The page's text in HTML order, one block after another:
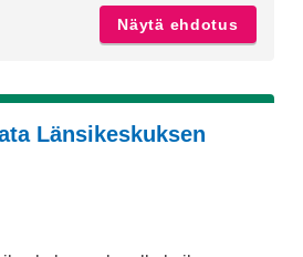
Näytä ehdotus
Länsikeskuksen